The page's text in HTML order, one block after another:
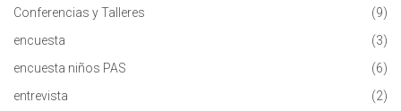
Conferencias y Talleres
(9)
encuesta
(3)
encuesta niños PAS
(6)
entrevista
(2)